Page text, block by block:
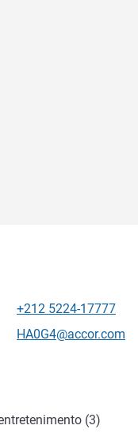
Telefone
+212 5224-17777
E-mail de contacto
HA0G4@accor.com
(3)